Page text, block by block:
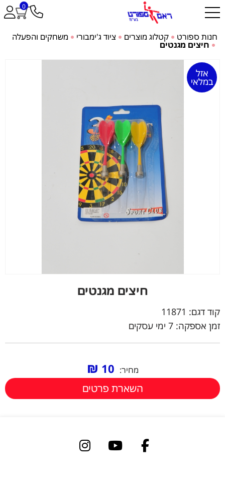
0
חנות ספורט קטלוג מוצרים ציוד ג'ימבורי משחקים והפעלה
חיצים מגנטים
אזל
במלאי
חיצים מגנטים
קוד דגם: 11871
זמן אספקה: 7 ימי עסקים
מחיר: 10
₪
השארת פרטים